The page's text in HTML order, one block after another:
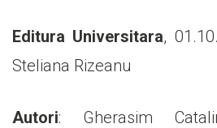
Editura Universitara,
Steliana Rizeanu
Autori: Gherasim